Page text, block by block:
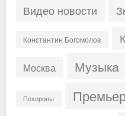
Видео новости
Константин Богомолов
Москва Музыка
Похороны